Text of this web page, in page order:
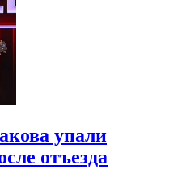
упали
отъезда